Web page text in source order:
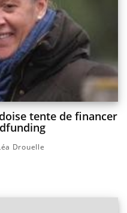
tente de financer
Drouelle